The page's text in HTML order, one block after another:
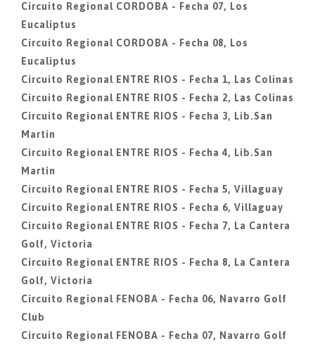
Circuito Regional CORDOBA - Fecha 07, Los
Eucaliptus
Circuito Regional CORDOBA - Fecha 08, Los
Eucaliptus
Circuito Regional ENTRE RIOS - Fecha 1, Las Colinas
Circuito Regional ENTRE RIOS - Fecha 2, Las Colinas
Circuito Regional ENTRE RIOS - Fecha 3, Lib.San
Martin
Circuito Regional ENTRE RIOS - Fecha 4, Lib.San
Martin
Circuito Regional ENTRE RIOS - Fecha 5, Villaguay
Circuito Regional ENTRE RIOS - Fecha 6, Villaguay
Circuito Regional ENTRE RIOS - Fecha 7, La Cantera
Golf, Victoria
Circuito Regional ENTRE RIOS - Fecha 8, La Cantera
Golf, Victoria
Circuito Regional FENOBA - Fecha 06, Navarro Golf
Club
Circuito Regional FENOBA - Fecha 07, Navarro Golf